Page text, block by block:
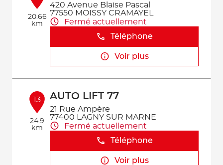
20.66
km
420 Avenue Blaise Pascal
77550 MOISSY CRAMAYEL
Fermé actuellement
Téléphone
Voir plus
13
24.9
km
AUTO LIFT 77
21 Rue Ampère
77400 LAGNY SUR MARNE
Fermé actuellement
Téléphone
Voir plus